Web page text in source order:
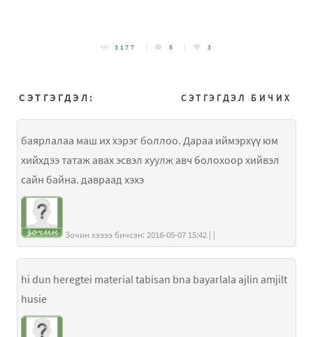
3177 5 3
СЭТГЭГДЭЛ БИЧИХ
СЭТГЭГДЭЛ:
баярлалаа маш их хэрэг боллоо. Дараа иймэрхүү юм
хийхдээ татаж авах эсвэл хуулж авч болохоор хийвэл
сайн байна. давраад хэхэ
Зочин хэзээ бичсэн: 2016-05-07 15:42 | |
hi dun heregtei material tabisan bna bayarlala ajlin amjilt
husie